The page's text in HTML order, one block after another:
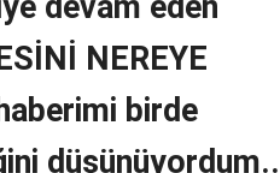
devam eden
NEREYE
birde
düşünüyordum..